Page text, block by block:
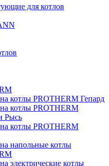
для котлов
котлы PROTHERM Гепард
котлы PROTHERM
Рысь
котлы PROTHERM
напольные котлы
электрические котлы